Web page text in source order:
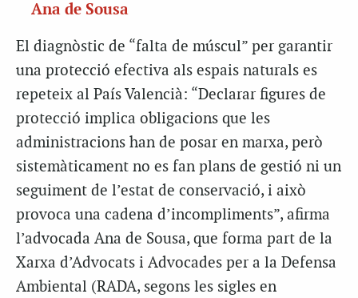
Ana de Sousa
El diagnòstic de “falta de múscul” per garantir
una protecció efectiva als espais naturals es
repeteix al País Valencià: “Declarar figures de
protecció implica obligacions que les
administracions han de posar en marxa, però
sistemàticament no es fan plans de gestió ni un
seguiment de l’estat de conservació, i això
provoca una cadena d’incompliments”, afirma
l’advocada Ana de Sousa, que forma part de la
Xarxa d’Advocats i Advocades per a la Defensa
Ambiental (RADA, segons les sigles en